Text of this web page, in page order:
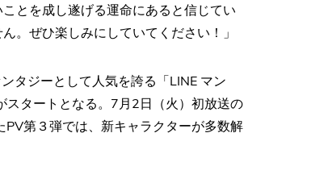
とを成し遂げる運命にあると信じてい
。ぜひ楽しみにしていてください！」
タジーとして人気を誇る「LINE マン
スタートとなる。7月2日（火）初放送の
第３弾では、新キャラクターが多数解